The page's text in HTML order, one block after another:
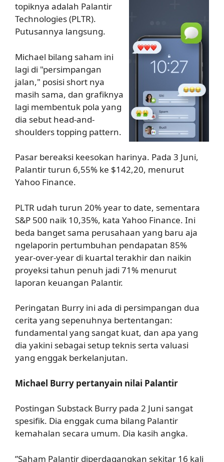
topiknya adalah Palantir
Technologies (PLTR).
Putusannya langsung.
Michael bilang saham ini
lagi di "persimpangan
jalan," posisi short nya
masih sama, dan grafiknya
lagi membentuk pola yang
dia sebut head-and-
shoulders topping pattern.
Pasar bereaksi keesokan harinya. Pada 3 Juni,
Palantir turun 6,55% ke $142,20, menurut
Yahoo Finance.
PLTR udah turun 20% year to date, sementara
S&P 500 naik 10,35%, kata Yahoo Finance. Ini
beda banget sama perusahaan yang baru aja
ngelaporin pertumbuhan pendapatan 85%
year-over-year di kuartal terakhir dan naikin
proyeksi tahun penuh jadi 71% menurut
laporan keuangan Palantir.
Peringatan Burry ini ada di persimpangan dua
cerita yang sepenuhnya bertentangan:
fundamental yang sangat kuat, dan apa yang
dia yakini sebagai setup teknis serta valuasi
yang enggak berkelanjutan.
Michael Burry pertanyain nilai Palantir
Postingan Substack Burry pada 2 Juni sangat
spesifik. Dia enggak cuma bilang Palantir
kemahalan secara umum. Dia kasih angka.
”Saham Palantir diperdagangkan sekitar 16 kali